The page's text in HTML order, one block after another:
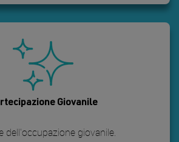
Giovanile
dell'occupazione giovanile.